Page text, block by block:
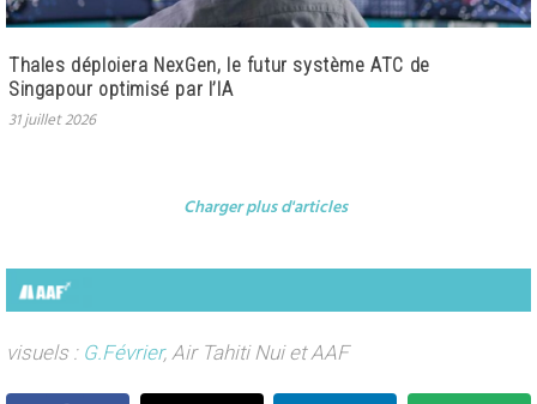
Thales déploiera NexGen, le futur système ATC de
Singapour optimisé par l’IA
31 juillet 2026
Charger plus d'articles
visuels : G.Février, Air Tahiti Nui et AAF